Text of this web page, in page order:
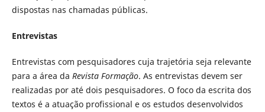
dispostas nas chamadas públicas.
Entrevistas
Entrevistas com pesquisadores cuja trajetória seja relevante
para a área da Revista Formação. As entrevistas devem ser
realizadas por até dois pesquisadores. O foco da escrita dos
textos é a atuação profissional e os estudos desenvolvidos